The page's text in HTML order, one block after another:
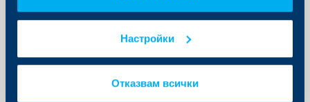
Настройки
Отказвам всички
Основната цел, с която хората теглят
потребителски кредит, е за подобрение на
жилището. Това показват данните на
Райфайзенбанк (България) ЕАД на база анализ на
сделките сред собствената й клиентска база към
края на юли 2015 г.